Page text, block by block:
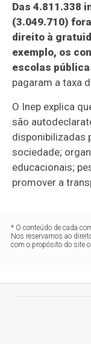
Das 4.811.338
(3.049.710)
direito à
exemplo, os
escolas
pagaram a taxa
O Inep explica
são
disponibilizadas
sociedade;
educacionais;
promover a
* O conteúdo de cada
Nos reservamos ao
com o propósito do site